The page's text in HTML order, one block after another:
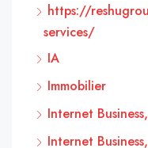
https://
services/
IA
Immobilier
Internet
Internet